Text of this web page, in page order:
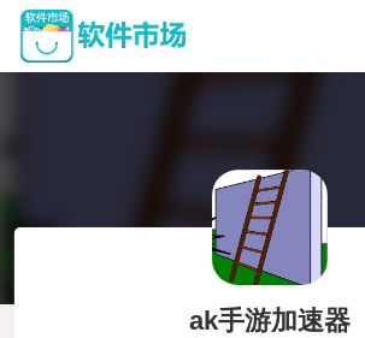
ak手游加速器